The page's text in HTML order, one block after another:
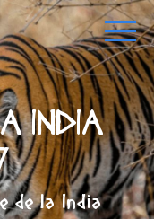
INDIA
de la India